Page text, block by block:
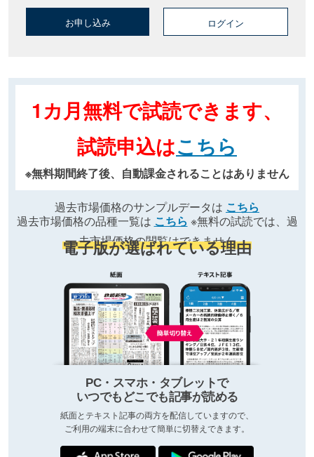
お申し込み ログイン
1カ月無料で試読できます、
試読申込はこちら
※無料期間終了後、自動課金されることはありません
過去市場価格のサンプルデータは こちら
過去市場価格の品種一覧は こちら ※無料の試読では、過
去市場価格の閲覧はできません
電子版が選ばれている理由
PC・スマホ・タブレットで
いつでもどこでも記事が読める
紙面とテキスト記事の両方を配信していますので、
ご利用の端末に合わせて簡単に切替えできます。